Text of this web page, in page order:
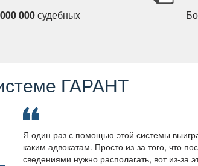
000судебных
ГАРАНТ
Я один раз с помощью этой системы
каким адвокатам. Просто из-за того, что
сведениями нужно располагать, вот из-за